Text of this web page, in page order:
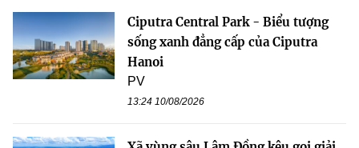
Ciputra Central Park - Biểu tượng
sống xanh đẳng cấp của Ciputra
Hanoi
PV
13:24 10/08/2026